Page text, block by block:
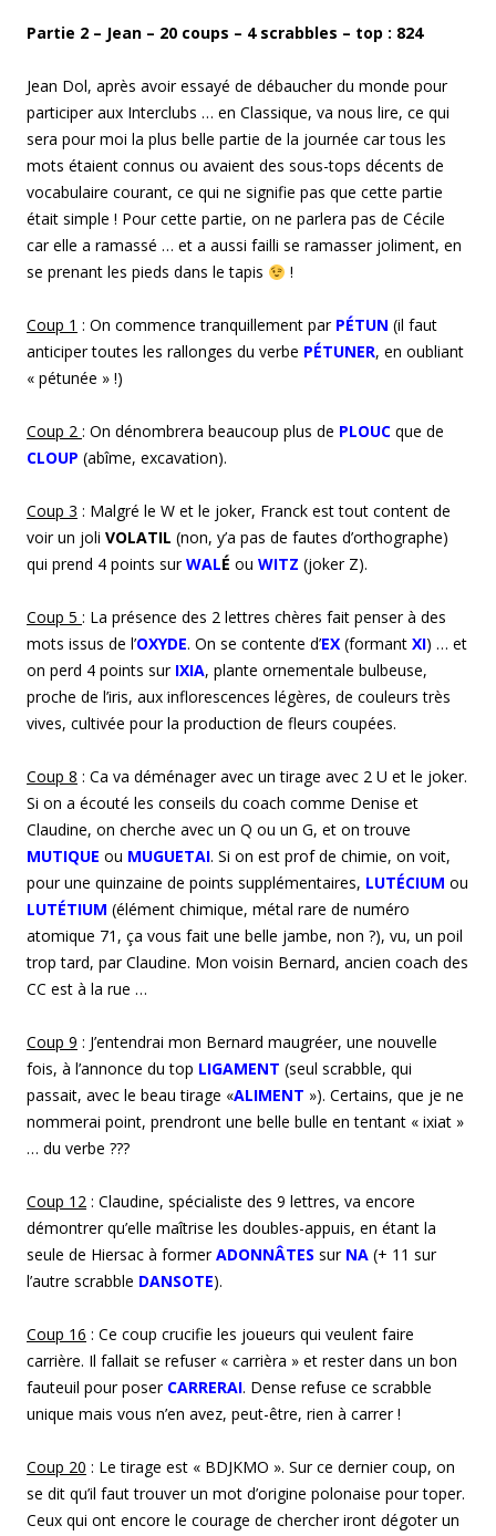
Partie 2 – Jean – 20 coups – 4scrabbles – top : 824
Jean Dol, après avoir essayé de débaucher du monde pour
participer aux Interclubs … en Classique, va nous lire, ce qui
sera pour moi la plus belle partie de la journée car tous les
mots étaient connus ou avaient des sous-tops décents de
vocabulaire courant, ce qui ne signifie pas que cette partie
était simple ! Pour cette partie, on ne parlera pas de Cécile
car elle a ramassé … et a aussi failli se ramasser joliment, en
se prenant les pieds dans le tapis
!
Coup 1 : On commence tranquillement par PÉTUN (il faut
anticiper toutes les rallonges du verbe PÉTUNER, en oubliant
« pétunée » !)
Coup 2 : On dénombrera beaucoup plus de PLOUC que de
CLOUP (abîme, excavation).
Coup 3 : Malgré le W et le joker, Franck est tout content de
voir un joli VOLATIL (non, y’a pas de fautes d’orthographe)
qui prend 4 points surWALÉ ou WITZ (joker Z).
Coup 5 : La présence des 2 lettres chères fait penser à des
mots issus de l’OXYDE. On se contente d’EX (formant XI) … et
on perd 4 points sur IXIA, plante ornementale bulbeuse,
proche de l’iris, aux inflorescences légères, de couleurs très
vives, cultivée pour la production de fleurs coupées.
Coup 8 : Ca va déménager avec un tirage avec 2 U et le joker.
Si on a écouté les conseils du coach comme Denise et
Claudine, on cherche avec un Q ou un G, et on trouve
MUTIQUE ou MUGUETAI. Si on est prof de chimie, on voit,
pour une quinzaine de points supplémentaires, LUTÉCIUM ou
LUTÉTIUM (élément chimique, métal rare de numéro
atomique 71, ça vous fait une belle jambe, non ?), vu, un poil
trop tard, par Claudine. Mon voisin Bernard, ancien coach des
CC est à la rue …
Coup 9 : J’entendrai mon Bernard maugréer, une nouvelle
fois, à l’annonce du top LIGAMENT (seul scrabble, qui
passait, avec le beau tirage «ALIMENT »). Certains, que je ne
nommerai point, prendront une belle bulle en tentant « ixiat »
… du verbe ???
Coup 12 : Claudine, spécialiste des 9 lettres, va encore
démontrer qu’elle maîtrise les doubles-appuis, en étant la
seule de Hiersac à formerADONNÂTES sur NA (+ 11 sur
l’autre scrabble DANSOTE).
Coup 16 : Ce coup crucifie les joueurs qui veulent faire
carrière. Il fallait se refuser « carrièra » et rester dans un bon
fauteuil pour poser CARRERAI. Dense refuse ce scrabble
unique mais vous n’en avez, peut-être, rien à carrer !
Coup 20 : Le tirage est « BDJKMO ». Sur ce dernier coup, on
se dit qu’il faut trouver un mot d’origine polonaise pour toper.
Ceux qui ont encore le courage de chercher iront dégoter un